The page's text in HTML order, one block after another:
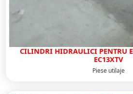
CILINDRI HIDRAULICI PENTRU
EC13XTV
Piese utilaje